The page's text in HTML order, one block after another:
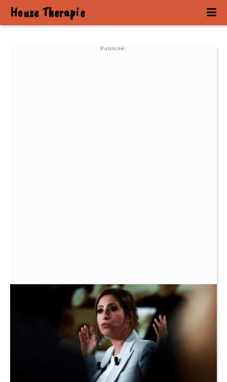
House Therapie
Publicité: